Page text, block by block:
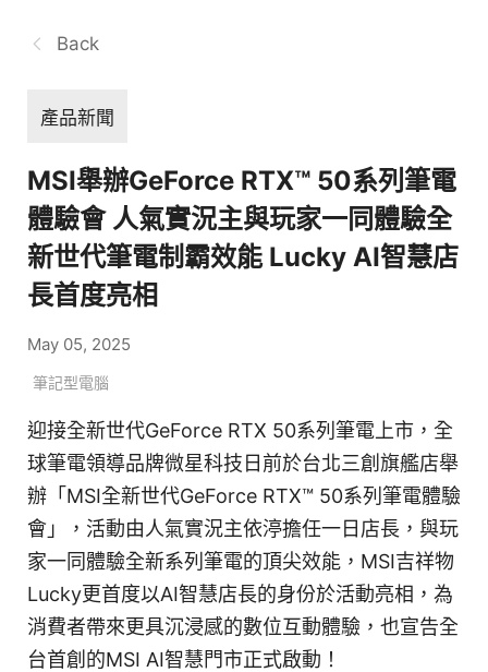
Back
產品新聞
MSI舉辦GeForce RTX™ 50系列筆電
體驗會 人氣實況主與玩家一同體驗全
新世代筆電制霸效能 Lucky AI智慧店
長首度亮相
May 05, 2025
筆記型電腦
迎接全新世代GeForce RTX 50系列筆電上市，全
球筆電領導品牌微星科技日前於台北三創旗艦店舉
辦「MSI全新世代GeForce RTX™ 50系列筆電體驗
會」，活動由人氣實況主依渟擔任一日店長，與玩
家一同體驗全新系列筆電的頂尖效能，MSI吉祥物
Lucky更首度以AI智慧店長的身份於活動亮相，為
消費者帶來更具沉浸感的數位互動體驗，也宣告全
台首創的MSI AI智慧門市正式啟動！